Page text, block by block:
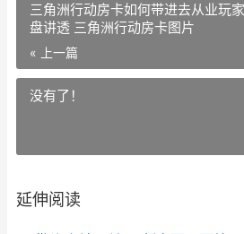
三角洲行动房卡如何带进去从业玩
盘讲透 三角洲行动房卡图片
« 上一篇
没有了！
延伸阅读